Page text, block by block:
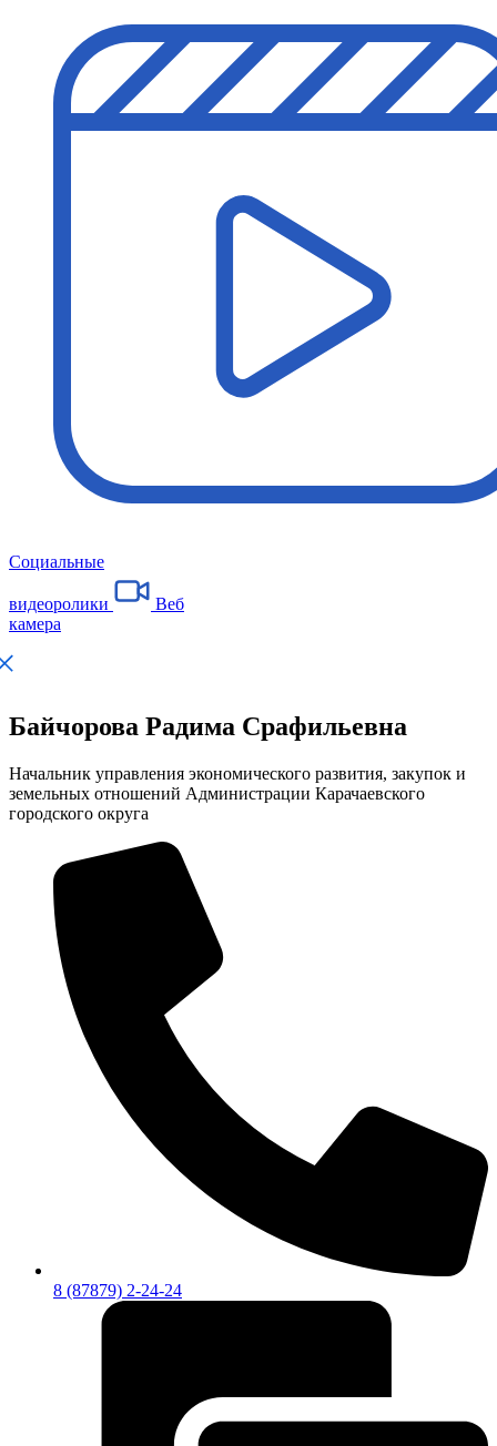
Социальные
видеоролики
Веб
камера
Байчорова Радима Срафильевна
Начальник управления экономического развития, закупок и
земельных отношений Администрации Карачаевского
городского округа
8 (87879) 2-24-24